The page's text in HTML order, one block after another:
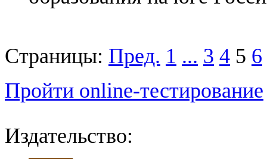
Страницы: Пред. 1 ... 3 4 5 6
Пройти online-тестирование
Издательство: